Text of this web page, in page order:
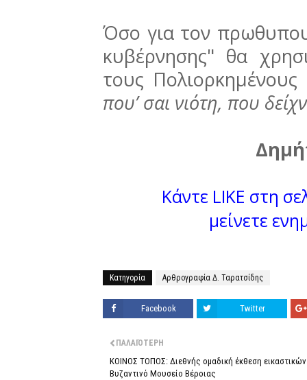
Όσο για τον
κυβέρνησης" θα
τους
που’ σαι νιότη, που
Κάντε LIKE στη
μείνετε
Κατηγορία Αρθρογραφία Δ. Ταρατσίδης
Facebook Twitter
ΠΑΛΑΙΌΤΕΡΗ
ΚΟΙΝΟΣ ΤΟΠΟΣ: Διεθνής ομαδική έκθεση
Βυζαντινό Μουσείο Βέροιας